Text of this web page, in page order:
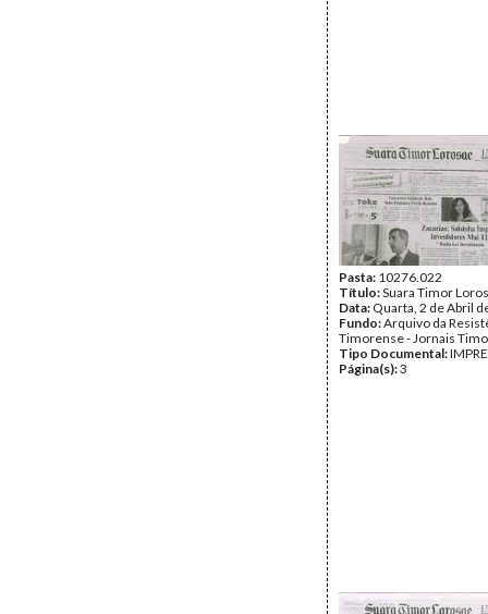
Pasta: 10276.022
Título:Suara Timor
Data: Quarta, 2 de Abril
Fundo:Arquivo da
Timorense - Jornais
Tipo Documental:
Página(s):3